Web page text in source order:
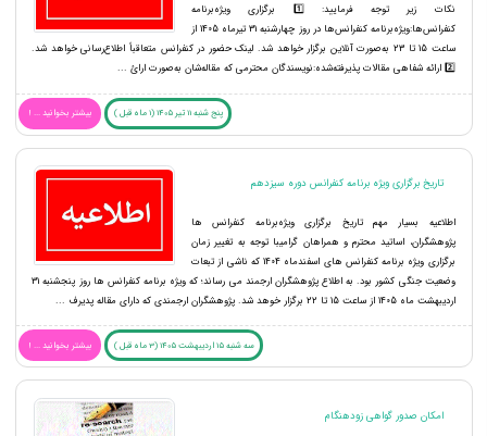
نکات زیر توجه فرمایید: 1️⃣ برگزاری ویژه‌برنامه
کنفرانس‌ها:ویژه‌برنامه کنفرانس‌ها در روز چهارشنبه 31 تیرماه 1405 از
ساعت 15 تا 23 به‌صورت آنلاین برگزار خواهد شد. لینک حضور در کنفرانس متعاقباً اطلاع‌رسانی خواهد شد.
2️⃣ ارائه شفاهی مقالات پذیرفته‌شده:نویسندگان محترمی که مقاله‌شان به‌صورت ارائ ...
پنج شنبه 11 تیر 1405 (1 ماه قبل ) بیشتر بخوانید ... !
تاریخ برگزاری ویژه برنامه کنفرانس دوره سیزدهم
اطلاعیه بسیار مهم تاریخ برگزاری ویژه‌برنامه‌ کنفرانس ها
پژوهشگران، اساتید محترم و همراهان گرامیبا توجه به تغییر زمان
برگزاری ویژه برنامه کنفرانس های اسفندماه 1404 که ناشی از تبعات
وضعیت جنگی کشور بود. به اطلاع پژوهشگران ارجمند می رساند؛ که ویژه برنامه کنفرانس ها روز پنجشنبه 31
اردیبهشت ماه 1405 از ساعت 15 تا 22 برگزار خوهد شد. پژوهشگران ارجمندی که دارای مقاله پدیرف ...
سه شنبه 15 اردیبهشت 1405 (3 ماه قبل ) بیشتر بخوانید ... !
امکان صدور گواهی زودهنگام